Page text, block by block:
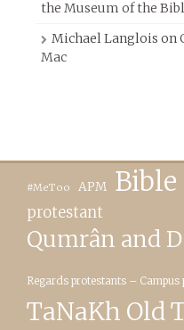
the Museum of the
Michael Langlois on
Mac
#MeToo APM Bible
protestant
Qumrân and
Regards protestants – Campus
TaNaKh Old